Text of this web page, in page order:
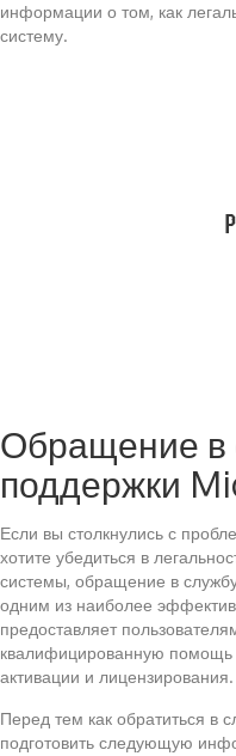
информации о том, как
систему.
Обращение в
поддержки
Если вы столкнулись с
хотите убедиться в
системы, обращение в
одним из наиболее
предоставляет
квалифицированную помощь
активации и лицензирования.
Перед тем как обратиться в
подготовить следующую